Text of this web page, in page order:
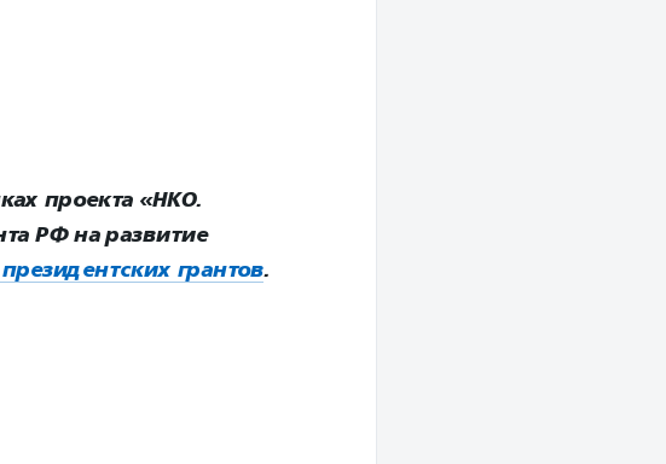
проекта «НКО.
РФ на развитие
грантов.